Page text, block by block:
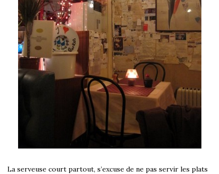
La serveuse court partout, s’excuse de ne pas servir les plats